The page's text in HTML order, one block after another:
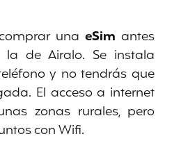
una eSimantes
de Airalo. Se instala
y no tendrás que
El acceso a internet
zonas rurales, pero
con Wifi.